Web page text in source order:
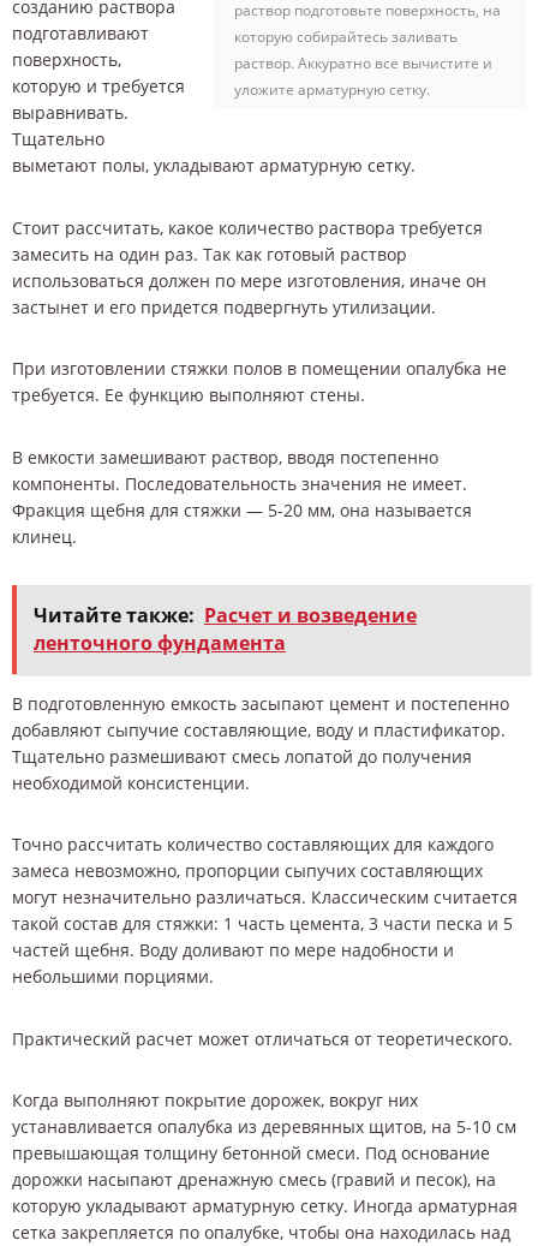
раствор подготовьте поверхность, на
которую собирайтесь заливать
раствор. Аккуратно все вычистите и
уложите арматурную сетку.
созданию раствора
подготавливают
поверхность,
которую и требуется
выравнивать.
Тщательно
выметают полы, укладывают арматурную сетку.
Стоит рассчитать, какое количество раствора требуется
замесить на один раз. Так как готовый раствор
использоваться должен по мере изготовления, иначе он
застынет и его придется подвергнуть утилизации.
При изготовлении стяжки полов в помещении опалубка не
требуется. Ее функцию выполняют стены.
В емкости замешивают раствор, вводя постепенно
компоненты. Последовательность значения не имеет.
Фракция щебня для стяжки — 5-20 мм, она называется
клинец.
Читайте также: Расчет и возведение
ленточного фундамента
В подготовленную емкость засыпают цемент и постепенно
добавляют сыпучие составляющие, воду и пластификатор.
Тщательно размешивают смесь лопатой до получения
необходимой консистенции.
Точно рассчитать количество составляющих для каждого
замеса невозможно, пропорции сыпучих составляющих
могут незначительно различаться. Классическим считается
такой состав для стяжки: 1 часть цемента, 3 части песка и 5
частей щебня. Воду доливают по мере надобности и
небольшими порциями.
Практический расчет может отличаться от теоретического.
Когда выполняют покрытие дорожек, вокруг них
устанавливается опалубка из деревянных щитов, на 5-10 см
превышающая толщину бетонной смеси. Под основание
дорожки насыпают дренажную смесь (гравий и песок), на
которую укладывают арматурную сетку. Иногда арматурная
сетка закрепляется по опалубке, чтобы она находилась над